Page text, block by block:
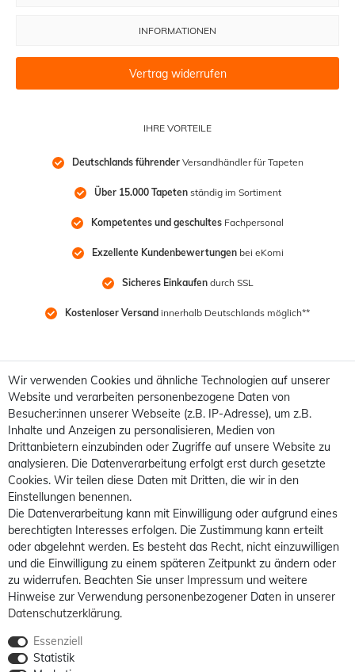
IHRE VORTEILE
Deutschlands führender Versandhändler für Tapeten
Über 15.000 Tapeten ständig im Sortiment
Kompetentes und geschultes Fachpersonal
Exzellente Kundenbewertungen bei eKomi
Sicheres Einkaufen durch SSL
Kostenloser Versand innerhalb Deutschlands möglich**
INFORMATIONEN
Vertrag widerrufen
Wir verwenden Cookies und ähnliche Technologien auf unserer
Website und verarbeiten personenbezogene Daten von
Besucher:innen unserer Webseite (z.B. IP-Adresse), um z.B.
Inhalte und Anzeigen zu personalisieren, Medien von
Drittanbietern einzubinden oder Zugriffe auf unsere Website zu
analysieren. Die Datenverarbeitung erfolgt erst durch gesetzte
Cookies. Wir teilen diese Daten mit Dritten, die wir in den
Einstellungen benennen.
Die Datenverarbeitung kann mit Einwilligung oder aufgrund eines
berechtigten Interesses erfolgen. Die Zustimmung kann erteilt
oder abgelehnt werden. Es besteht das Recht, nicht einzuwilligen
und die Einwilligung zu einem späteren Zeitpunkt zu ändern oder
zu widerrufen. Beachten Sie unser Impressum und weitere
Hinweise zur Verwendung personenbezogener Daten in unserer
Daten­schutz­erklärung.
Essenziell
Statistik